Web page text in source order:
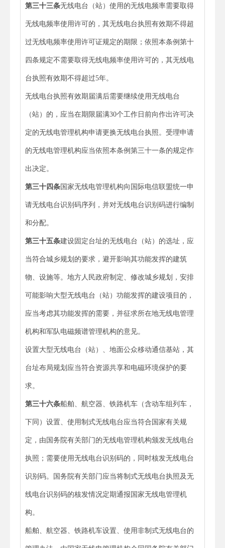
第三十三条无线电台（站）使用的无线电频率需要取得
无线电频率使用许可的，其无线电台执照有效期不得超
过无线电频率使用许可证规定的期限；依照本条例第十
四条规定不需要取得无线电频率使用许可的，其无线电
台执照有效期不得超过5年。
无线电台执照有效期届满后需要继续使用无线电台
（站）的，应当在期限届满30个工作日前向作出许可决
定的无线电管理机构申请更换无线电台执照。受理申请
的无线电管理机构应当依照本条例第三十一条的规定作
出决定。
第三十四条 国家无线电管理机构向国际电信联盟统一申
请无线电台识别码序列，并对无线电台识别码进行编制
和分配。
第三十五条建设固定台址的无线电台（站）的选址，应
当符合城乡规划的要求，避开影响其功能发挥的建筑
物、设施等。地方人民政府制定、修改城乡规划，安排
可能影响大型无线电台（站）功能发挥的建设项目的，
应当考虑其功能发挥的需要，并征求所在地无线电管理
机构和军队电磁频谱管理机构的意见。
设置大型无线电台（站）、地面公众移动通信基站，其
台址布局规划应当符合资源共享和电磁环境保护的要
求。
第三十六条船舶、航空器、铁路机车（含动车组列车，
下同）设置、使用制式无线电台应当符合国家有关规
定，由国务院有关部门的无线电管理机构颁发无线电台
执照；需要使用无线电台识别码的，同时核发无线电台
识别码。国务院有关部门应当将制式无线电台执照及无
线电台识别码的核发情况定期通报国家无线电管理机
构。
船舶、航空器、铁路机车设置、使用非制式无线电台的